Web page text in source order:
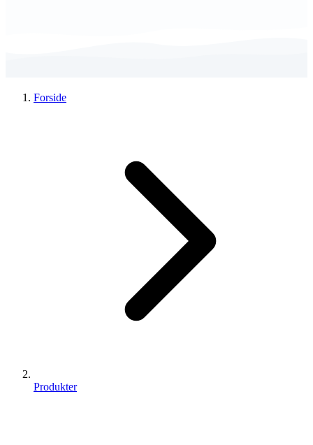
Forside
Produkter